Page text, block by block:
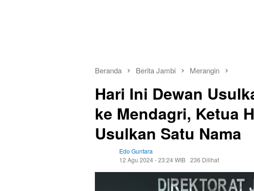
Beranda Berita Jambi Merangin
Hari Ini Dewan
ke Mendagri, Ketua
Usulkan Satu Nama
Edo Guntara
12 Agu 2024 - 23:24 WIB 236 Dilihat